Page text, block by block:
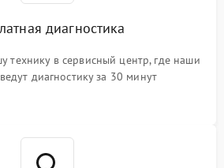
диагностика
технику в сервисный центр, где наши
диагностику за 30 минут